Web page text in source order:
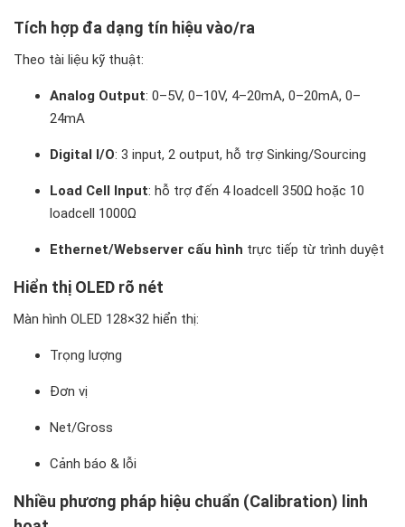
Tích hợp đa dạng tín hiệu vào/ra
Theo tài liệu kỹ thuật:
Analog Output: 0–5V, 0–10V, 4–20mA, 0–20mA, 0–
24mA
Digital I/O: 3 input, 2 output, hỗ trợ Sinking/Sourcing
Load Cell Input: hỗ trợ đến 4 loadcell 350Ω hoặc 10
loadcell 1000Ω
Ethernet/Webserver cấu hình trực tiếp từ trình duyệt
Hiển thị OLED rõ nét
Màn hình OLED 128×32 hiển thị:
Trọng lượng
Đơn vị
Net/Gross
Cảnh báo & lỗi
Nhiều phương pháp hiệu chuẩn (Calibration) linh